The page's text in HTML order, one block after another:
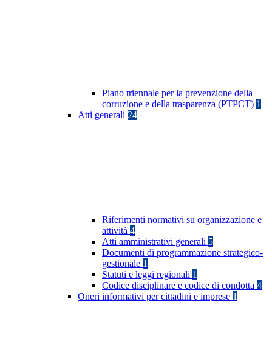
Piano triennale per la prevenzione della
corruzione e della trasparenza (PTPCT) 1
Atti generali 24
Riferimenti normativi su organizzazione e
attività 4
Atti amministrativi generali 5
Documenti di programmazione strategico-
gestionale 1
Statuti e leggi regionali 1
Codice disciplinare e codice di condotta 4
Oneri informativi per cittadini e imprese 1